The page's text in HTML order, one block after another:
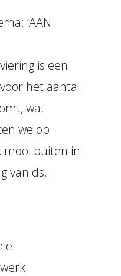
‘AAN
is een
het aantal
wat
we op
mooi buiten in
van ds.